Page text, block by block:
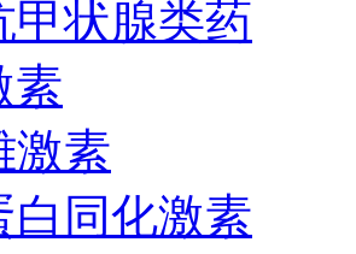
甲状腺类药
素
激素
白同化激素